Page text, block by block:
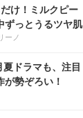
け！ミルクピー
ずっとうるツヤ肌
ーノ
ドラマも、注目
が勢ぞろい！